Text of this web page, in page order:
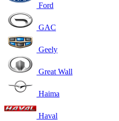
Ford
GAC
Geely
Great Wall
Haima
Haval